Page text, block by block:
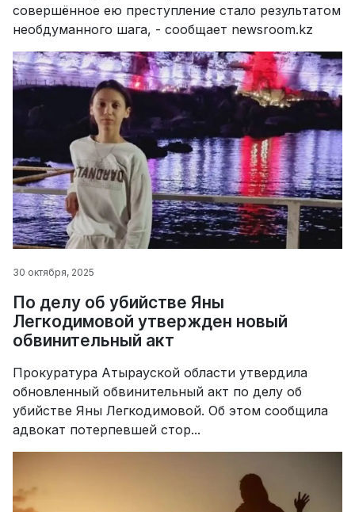
совершённое ею преступление стало результатом
необдуманного шага, - сообщает newsroom.kz
30 октября, 2025
По делу об убийстве Яны
Легкодимовой утвержден новый
обвинительный акт
Прокуратура Атырауской области утвердила
обновленный обвинительный акт по делу об
убийстве Яны Легкодимовой. Об этом сообщила
адвокат потерпевшей стор...